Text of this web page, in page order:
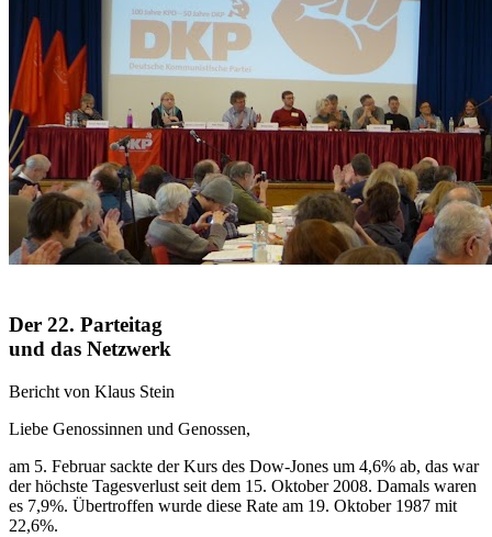
Der 22. Parteitag
und das Netzwerk
Bericht von Klaus Stein
Liebe Genossinnen und Genossen,
am 5. Februar sackte der Kurs des Dow-Jones um 4,6% ab, das war
der höchste Tagesverlust seit dem 15. Oktober 2008. Damals waren
es 7,9%. Übertroffen wurde diese Rate am 19. Oktober 1987 mit
22,6%.